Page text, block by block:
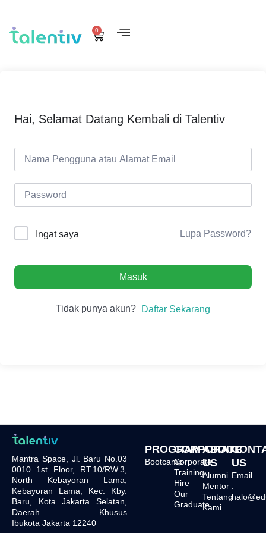
0
Hai, Selamat Datang Kembali di Talentiv
Ingat saya Lupa Password?
Masuk
Tidak punya akun? Daftar Sekarang
Mantra Space, Jl. Baru No.03
0010 1st Floor, RT.10/RW.3,
North Kebayoran Lama,
Kebayoran Lama, Kec. Kby.
Baru, Kota Jakarta Selatan,
Daerah Khusus
Ibukota Jakarta 12240
PROGRAM
Bootcamp
CORPORATE
Corporate
Training
Hire
Our
Graduate
ABOUT
US
Alumni
Mentor
Tentang
Kami
US
Email
: